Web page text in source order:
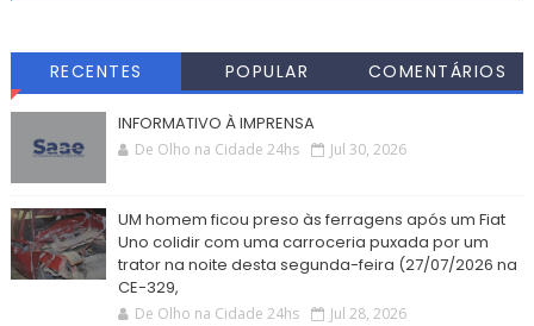
RECENTES POPULAR COMENTÁRIOS
INFORMATIVO À IMPRENSA
De Olho na Cidade 24hs Jul 30, 2026
UM homem ficou preso às ferragens após um Fiat
Uno colidir com uma carroceria puxada por um
trator na noite desta segunda-feira (27/07/2026 na
CE-329,
De Olho na Cidade 24hs Jul 28, 2026